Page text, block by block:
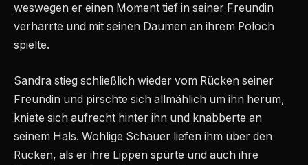
weswegen er einen Moment tief in seiner Freundin
verharrte und mit seinen Daumen an ihrem Poloch
spielte.
Sandra stieg schließlich wieder vom Rücken seiner
Freundin und pirschte sich allmählich um ihn herum,
kniete sich aufrecht hinter ihn und knabberte an
seinem Hals. Wohlige Schauer liefen ihm über den
Rücken, als er ihre Lippen spürte und auch ihre